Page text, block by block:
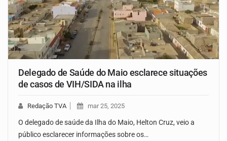
Delegado de Saúde do Maio esclarece situações
de casos de VIH/SIDA na ilha
Redação TVA mar 25, 2025
O delegado de saúde da Ilha do Maio, Helton Cruz, veio a
público esclarecer informações sobre os…